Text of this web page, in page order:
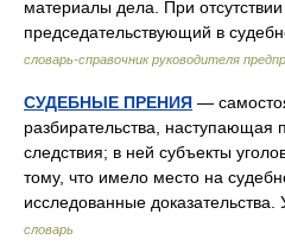
материалы дела. При отсутствии
председательствующий в
словарь-справочник руководителя
СУДЕБНЫЕ ПРЕНИЯ —
разбирательства, наступающая
следствия; в ней субъекты
тому, что имело место на
исследованные
словарь